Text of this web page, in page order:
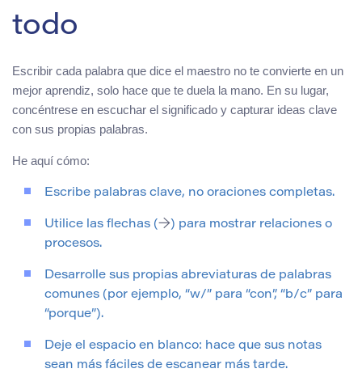
todo
Escribir cada palabra que dice el maestro no te convierte en un
mejor aprendiz, solo hace que te duela la mano. En su lugar,
concéntrese en escuchar el significado y capturar ideas clave
con sus propias palabras.
He aquí cómo:
Escribe palabras clave, no oraciones completas.
Utilice las flechas (→) para mostrar relaciones o
procesos.
Desarrolle sus propias abreviaturas de palabras
comunes (por ejemplo, “w/” para “con”, “b/c” para
“porque”).
Deje el espacio en blanco: hace que sus notas
sean más fáciles de escanear más tarde.